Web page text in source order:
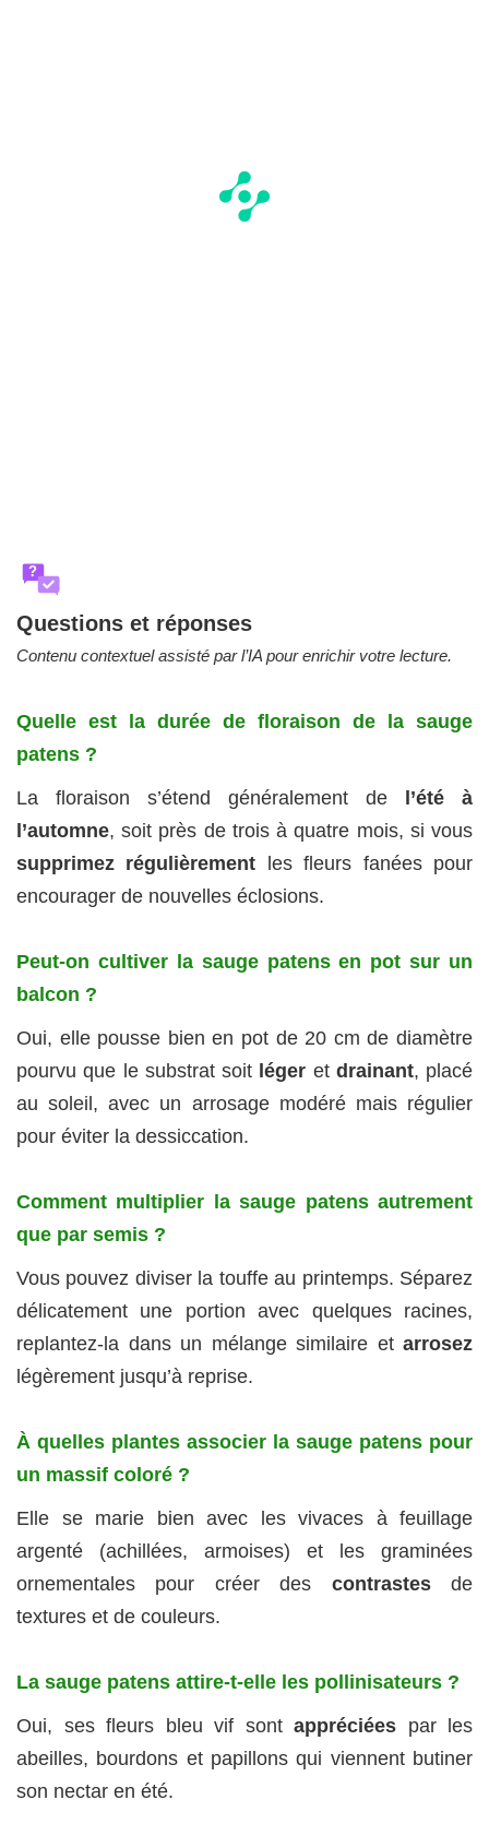
?
Questions et réponses
Contenu contextuel assisté par l’IA pour enrichir votre lecture.
Quelle est la durée de floraison de la sauge
patens ?
La floraison s’étend généralement de
l’été à
l’automne, soit près de trois à quatre mois, si vous
supprimez régulièrement les fleurs fanées pour
encourager de nouvelles éclosions.
Peut-on cultiver la sauge patens en pot sur un
balcon ?
Oui, elle pousse bien en pot de 20 cm de diamètre
pourvu que le substrat soit léger et drainant, placé
au soleil, avec un arrosage modéré mais régulier
pour éviter la dessiccation.
Comment multiplier la sauge patens autrement
que par semis ?
Vous pouvez diviser la touffe au printemps. Séparez
délicatement une portion avec quelques racines,
replantez-la dans un mélange similaire et arrosez
légèrement jusqu’à reprise.
À quelles plantes associer la sauge patens pour
un massif coloré ?
Elle se marie bien avec les vivaces à feuillage
argenté (achillées, armoises) et les graminées
ornementales pour créer des contrastesde
textures et de couleurs.
La sauge patens attire-t-elle les pollinisateurs ?
Oui, ses fleurs bleu vif sont appréciées par les
abeilles, bourdons et papillons qui viennent butiner
son nectar en été.